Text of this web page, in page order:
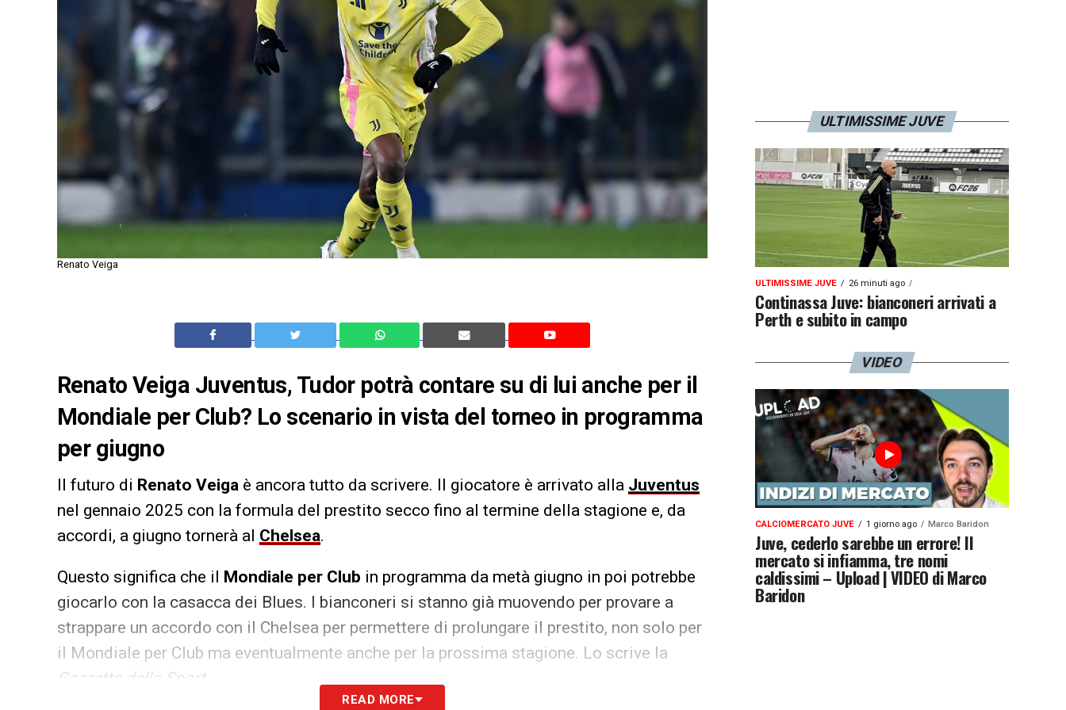
Renato Veiga
Renato Veiga Juventus, Tudor potrà contare su di lui anche per il
Mondiale per Club? Lo scenario in vista del torneo in programma
per giugno
Il futuro di Renato Veiga è ancora tutto da scrivere. Il giocatore è arrivato alla Juventus
nel gennaio 2025 con la formula del prestito secco fino al termine della stagione e, da
accordi, a giugno tornerà al Chelsea.
Questo significa che il Mondiale per Club in programma da metà giugno in poi potrebbe
giocarlo con la casacca dei Blues. I bianconeri si stanno già muovendo per provare a
strappare un accordo con il Chelsea per permettere di prolungare il prestito, non solo per
il Mondiale per Club ma eventualmente anche per la prossima stagione. Lo scrive la
Gazzetta dello Sport
READ MORE
ULTIMISSIME JUVE
ULTIMISSIME JUVE 26 minuti ago
Continassa Juve: bianconeri arrivati a
Perth e subito in campo
VIDEO
CALCIOMERCATO JUVE 1 giorno ago Marco Baridon
Juve, cederlo sarebbe un errore! Il
mercato si infiamma, tre nomi
caldissimi – Upload | VIDEO di Marco
Baridon